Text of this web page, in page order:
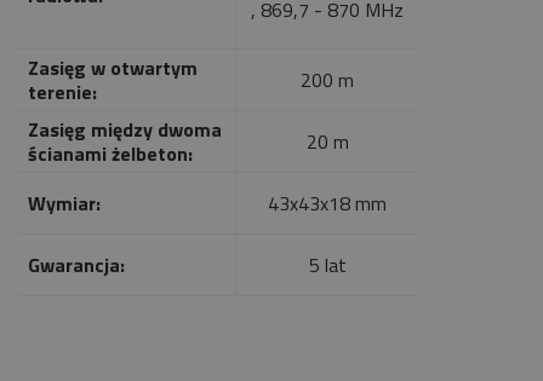
, 869,7 - 870 MHz
Zasięg w otwartym
terenie:
200 m
Zasięg między dwoma
ścianami żelbeton:
20 m
Wymiar: 43x43x18 mm
Gwarancja: 5 lat